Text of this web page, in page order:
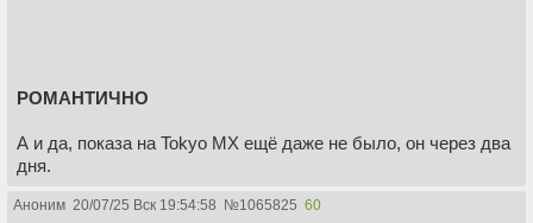
РОМАНТИЧНО
А и да, показа на Tokyo MX ещё даже не было, он через два
дня.
Аноним 20/07/25 Вск 19:54:58 №1065825 60